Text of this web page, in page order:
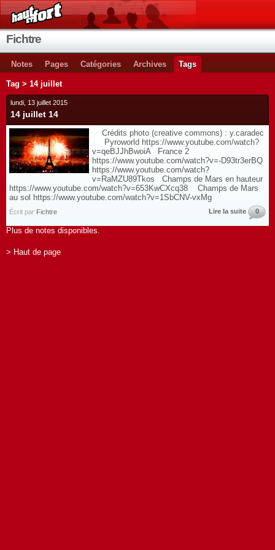
Fichtre
Notes Pages Catégories Archives Tags
Tag > 14 juillet
lundi, 13 juillet 2015
14 juillet 14
Crédits photo (creative commons) : y.caradec
Pyroworld https://www.youtube.com/watch?
v=qeBJJhBwoiA France 2
https://www.youtube.com/watch?v=-D93tr3erBQ
https://www.youtube.com/watch?
v=RaMZU89Tkos Champs de Mars en hauteur
https://www.youtube.com/watch?v=653KwCXcq38 Champs de Mars
au sol https://www.youtube.com/watch?v=1SbCNV-vxMg
Écrit par Fichtre Lire la suite 0
Plus de notes disponibles.
> Haut de page